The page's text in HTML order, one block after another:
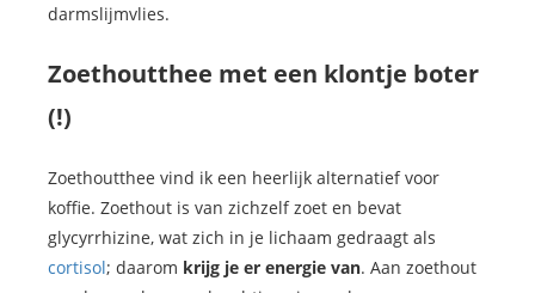
darmslijmvlies.
Zoethoutthee met een klontje boter
(!)
Zoethoutthee vind ik een heerlijk alternatief voor
koffie. Zoethout is van zichzelf zoet en bevat
glycyrrhizine, wat zich in je lichaam gedraagt als
cortisol; daarom krijg je er energie van. Aan zoethout